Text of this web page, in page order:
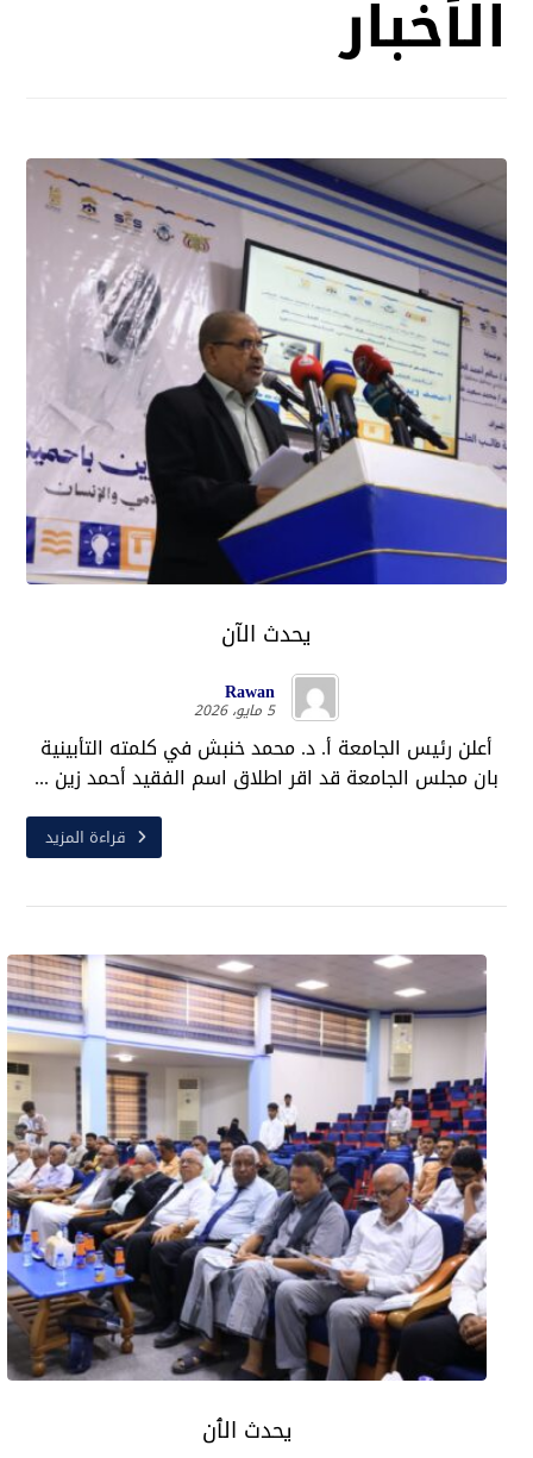
الأخبار
يحدث الآن
Rawan
5 مايو، 2026
أعلن رئيس الجامعة أ. د. محمد خنبش في كلمته التأبينية
بان مجلس الجامعة قد اقر اطلاق اسم الفقيد أحمد زين ...
قراءة المزيد
يحدث الٱن